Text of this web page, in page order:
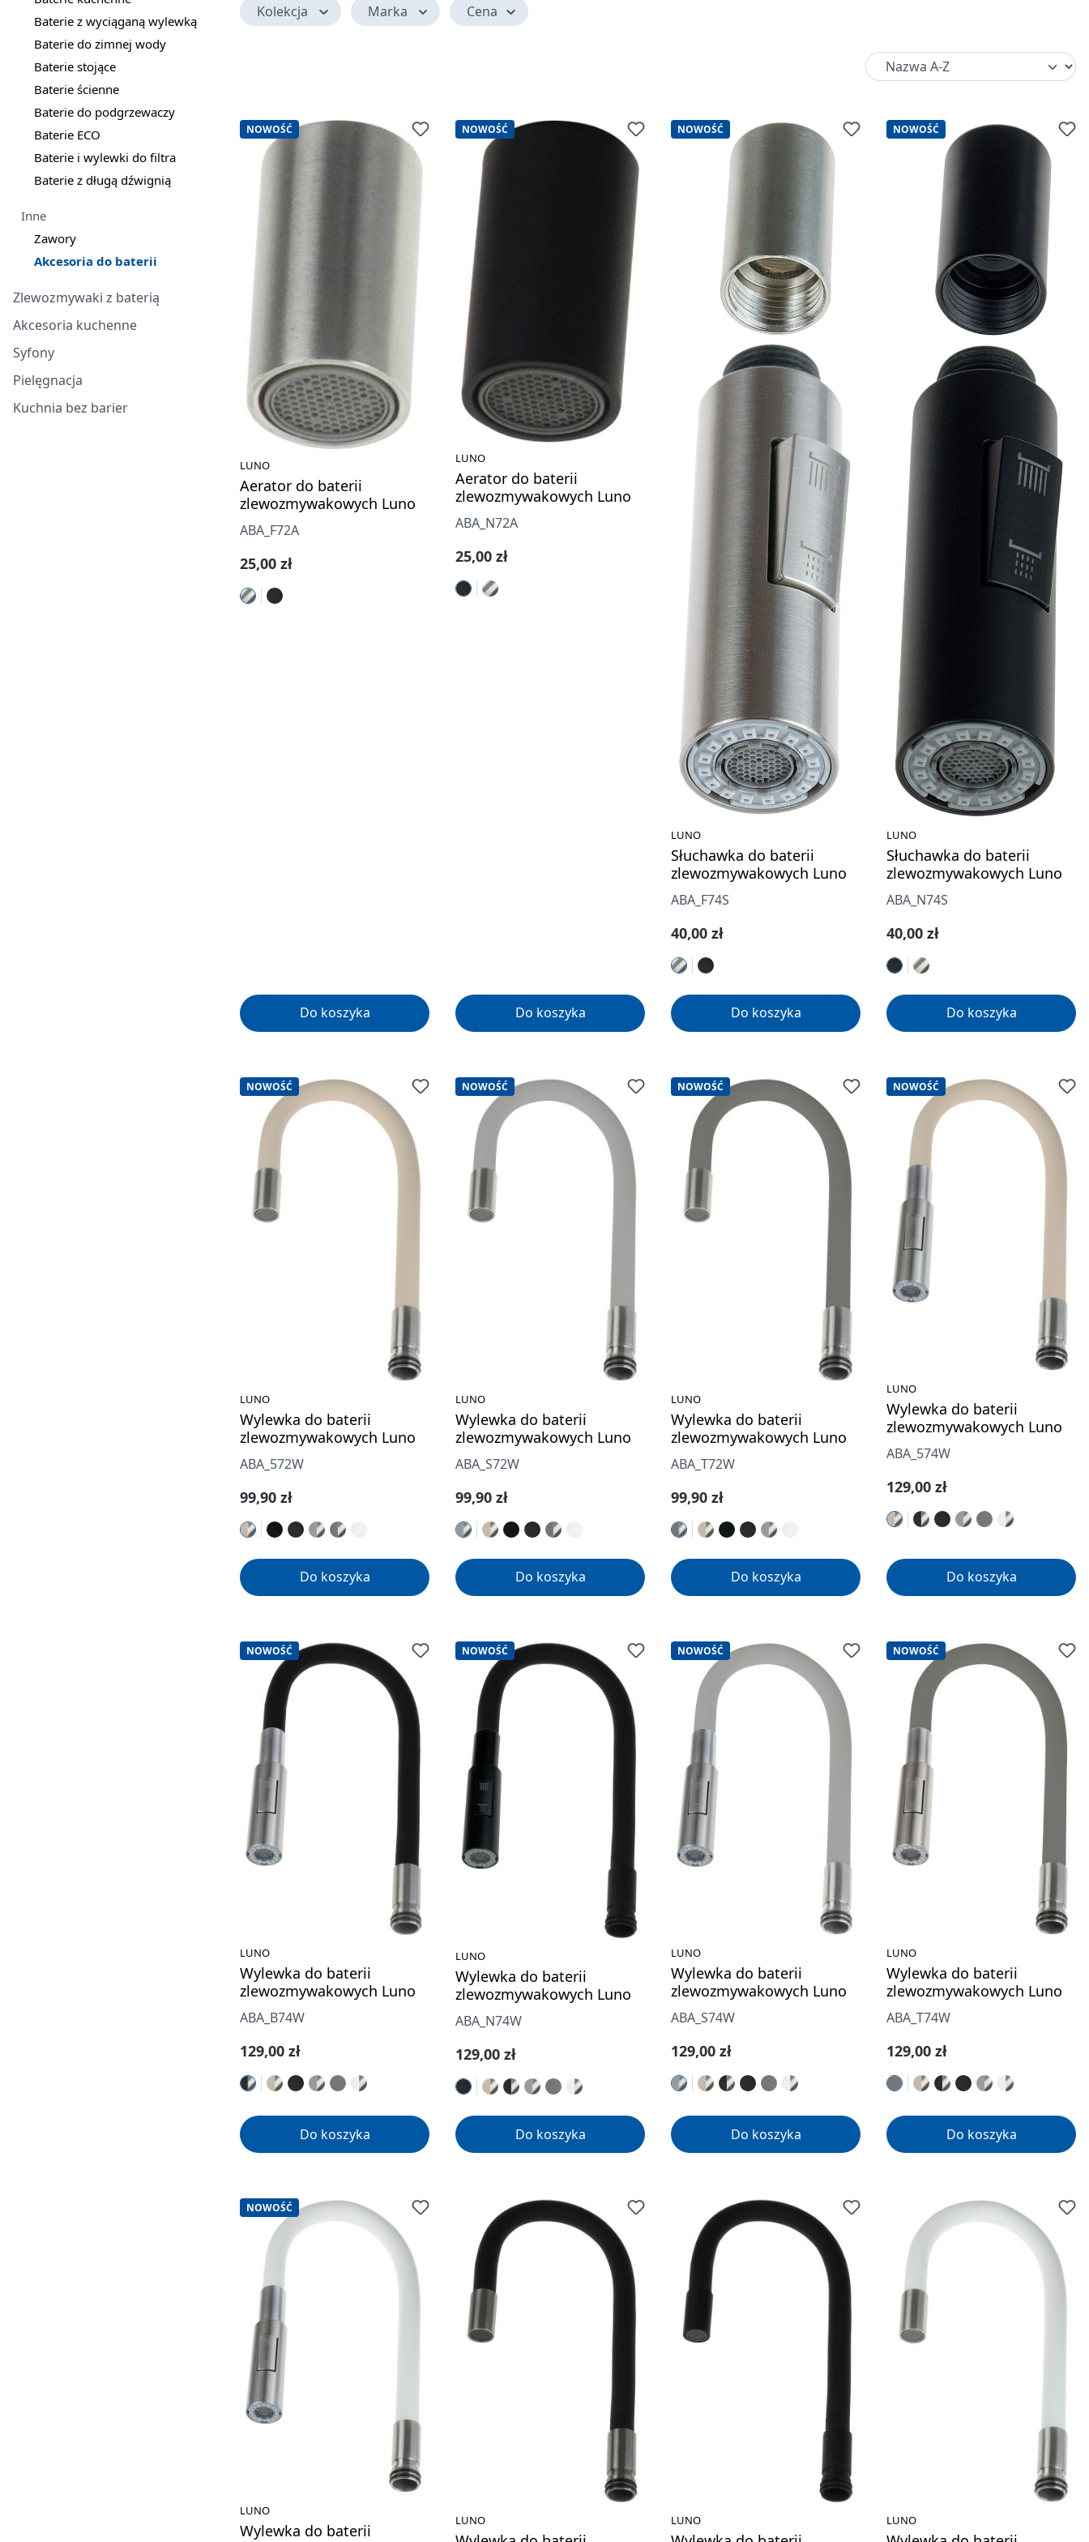
Baterie z wyciąganą wylewką
Baterie do zimnej wody
Baterie stojące
Baterie ścienne
Baterie do podgrzewaczy
Baterie ECO
Baterie i wylewki do filtra
Baterie z długą dźwignią
Inne
Zawory
Akcesoria do baterii
Zlewozmywaki z baterią
Akcesoria kuchenne
Syfony
Pielęgnacja
Kuchnia bez barier
Kolekcja Marka Cena
NOWOŚĆ
LUNO
Aerator do baterii
zlewozmywakowych Luno
ABA_F72A
Cena regularna:
25,00 zł
Do koszyka
NOWOŚĆ
LUNO
Aerator do baterii
zlewozmywakowych Luno
ABA_N72A
Cena regularna:
25,00 zł
Do koszyka
NOWOŚĆ
LUNO
Słuchawka do baterii
zlewozmywakowych Luno
ABA_F74S
Cena regularna:
40,00 zł
Do koszyka
NOWOŚĆ
LUNO
Słuchawka do baterii
zlewozmywakowych Luno
ABA_N74S
Cena regularna:
40,00 zł
Do koszyka
NOWOŚĆ
LUNO
Wylewka do baterii
zlewozmywakowych Luno
ABA_572W
Cena regularna:
99,90 zł
Do koszyka
NOWOŚĆ
LUNO
Wylewka do baterii
zlewozmywakowych Luno
ABA_S72W
Cena regularna:
99,90 zł
Do koszyka
NOWOŚĆ
LUNO
Wylewka do baterii
zlewozmywakowych Luno
ABA_T72W
Cena regularna:
99,90 zł
Do koszyka
NOWOŚĆ
LUNO
Wylewka do baterii
zlewozmywakowych Luno
ABA_574W
Cena regularna:
129,00 zł
Do koszyka
NOWOŚĆ
LUNO
Wylewka do baterii
zlewozmywakowych Luno
ABA_B74W
Cena regularna:
129,00 zł
Do koszyka
NOWOŚĆ
LUNO
Wylewka do baterii
zlewozmywakowych Luno
ABA_N74W
Cena regularna:
129,00 zł
Do koszyka
NOWOŚĆ
LUNO
Wylewka do baterii
zlewozmywakowych Luno
ABA_S74W
Cena regularna:
129,00 zł
Do koszyka
NOWOŚĆ
LUNO
Wylewka do baterii
zlewozmywakowych Luno
ABA_T74W
Cena regularna:
129,00 zł
Do koszyka
NOWOŚĆ
LUNO
Wylewka do baterii
LUNO LUNO LUNO